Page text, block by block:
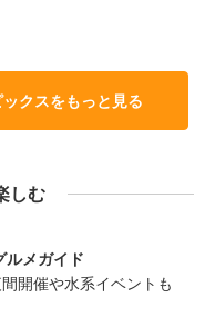
クスをもっと見る
しむ
ルメガイド
開催や水系イベントも